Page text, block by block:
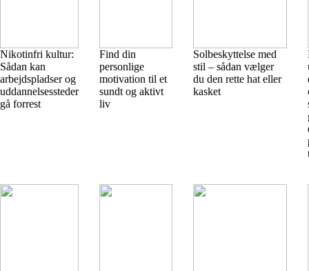
Nikotinfri kultur:
Sådan kan
arbejdspladser og
uddannelsessteder
gå forrest
Find din
personlige
motivation til et
sundt og aktivt
liv
Solbeskyttelse med
stil – sådan vælger
du den rette hat eller
kasket